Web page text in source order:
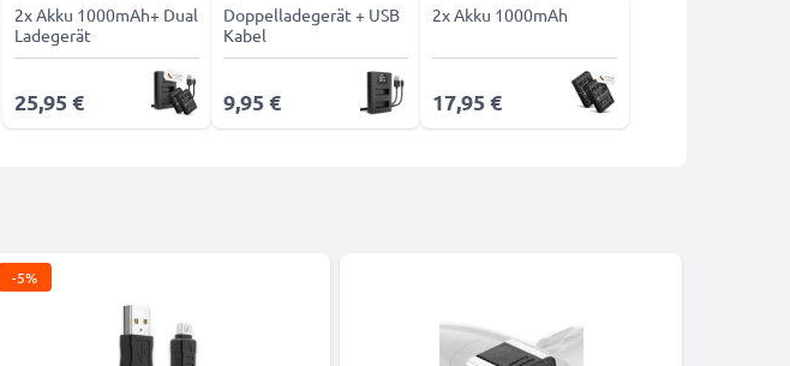
2x Akku 1000mAh+ Dual
Ladegerät
25,95 €
Doppelladegerät + USB
Kabel
9,95 €
2x Akku 1000mAh
17,95 €
-5%